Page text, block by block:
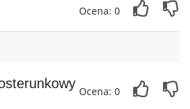
Ocena: 0
Ocena: 0